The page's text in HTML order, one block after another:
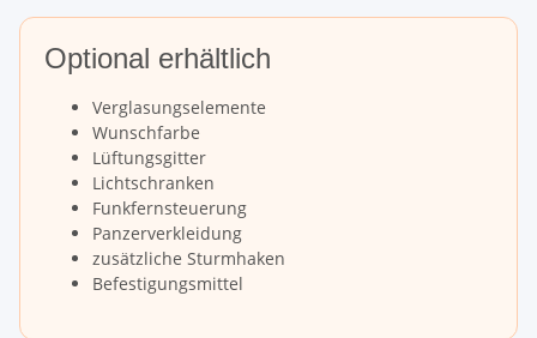
Optional erhältlich
Verglasungselemente
Wunschfarbe
Lüftungsgitter
Lichtschranken
Funkfernsteuerung
Panzerverkleidung
zusätzliche Sturmhaken
Befestigungsmittel